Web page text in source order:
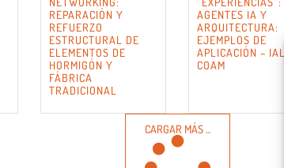
REPARACIÓN Y
REFUERZO
ESTRUCTURAL DE
ELEMENTOS DE
HORMIGÓN Y
FÁBRICA
TRADICIONAL
AGENTES IA Y
ARQUITECTURA:
EJEMPLOS DE
APLICACIÓN –
COAM
CARGAR MÁS ...